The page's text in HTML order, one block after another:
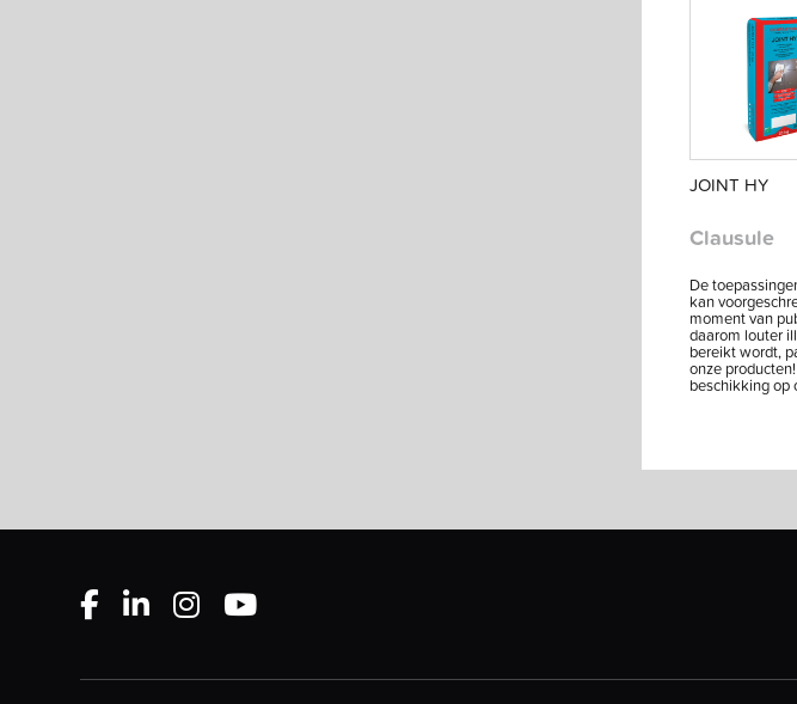
JOINT HY
Clausule
De
kan
moment van
daarom louter
bereikt wordt,
onze
beschikking op